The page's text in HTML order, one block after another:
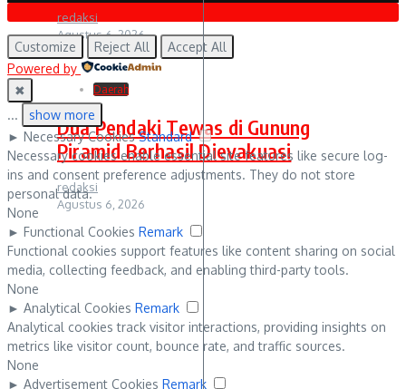
redaksi
Agustus 6, 2026
Daerah
Dua Pendaki Tewas di Gunung
Piramid Berhasil Dievakuasi
redaksi
Agustus 6, 2026
Customize Reject All
Accept All
Powered by
✖
...
show more
► Necessary Cookies Standard
Necessary cookies enable essential site features like secure log-
ins and consent preference adjustments. They do not store
personal data.
None
► Functional Cookies Remark
Functional cookies support features like content sharing on social
media, collecting feedback, and enabling third-party tools.
None
► Analytical Cookies Remark
Analytical cookies track visitor interactions, providing insights on
metrics like visitor count, bounce rate, and traffic sources.
None
► Advertisement Cookies Remark